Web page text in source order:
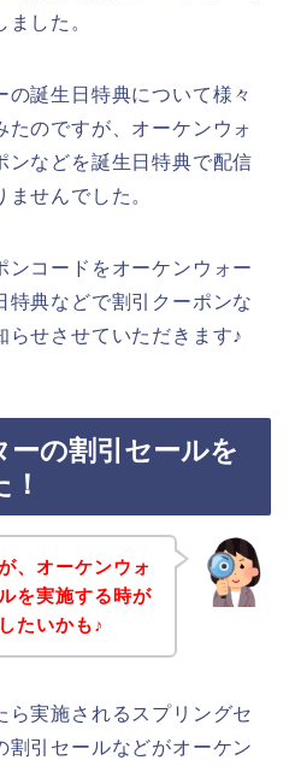
した。
誕生日特典について様々
たのですが、オーケンウォ
ンなどを誕生日特典で配信
せんでした。
ンコードをオーケンウォー
特典などで割引クーポンな
らせさせていただきます♪
の割引セールを
、オーケンウォ
を実施する時が
たいかも♪
ら実施されるスプリングセ
割引セールなどがオーケン